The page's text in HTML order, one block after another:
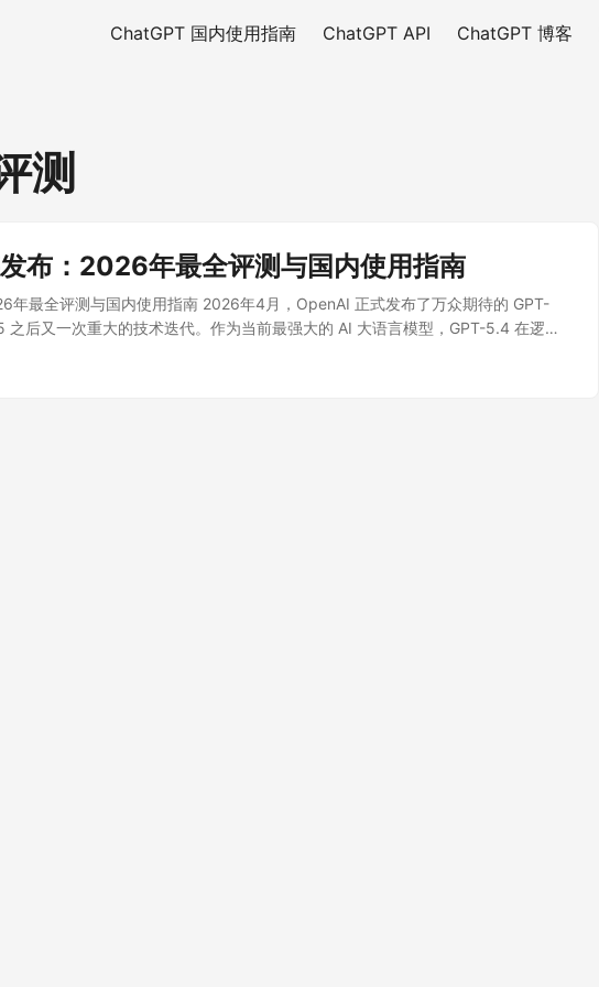
ChatGPT 国内使用指南 ChatGPT API ChatGPT 博客
测
布：2026年最全评测与国内使用指南
年最全评测与国内使用指南 2026年4月，OpenAI 正式发布了万众期待的 GPT-
之后又一次重大的技术迭代。作为当前最强大的 AI 大语言模型，GPT-5.4 在逻辑
处理等维度实现了质的飞跃。本文将为你深度评测 GPT-5.4 的核心能力，并提供